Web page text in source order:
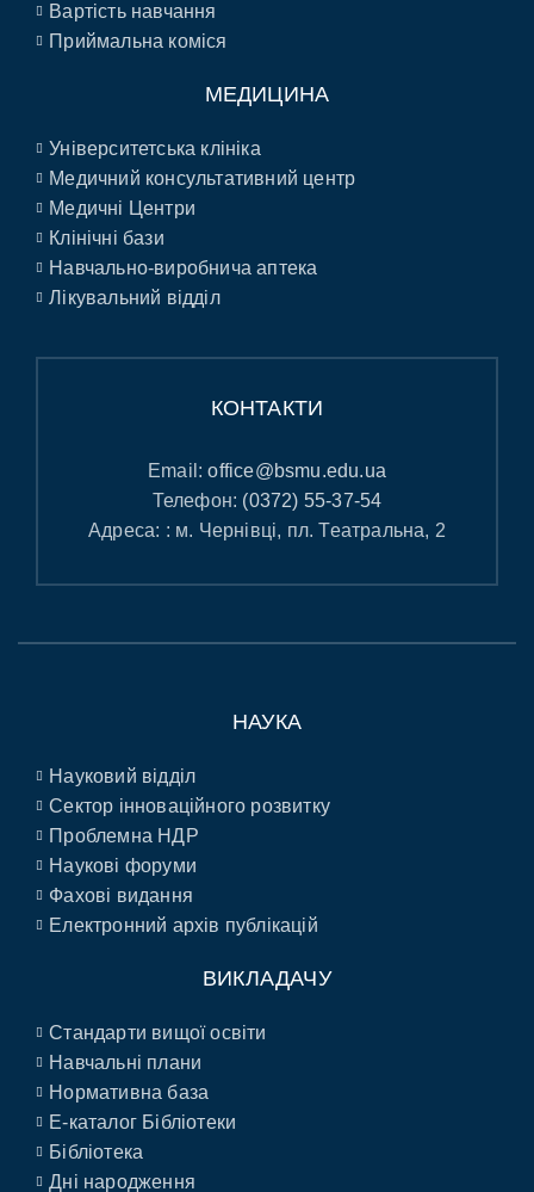
Вартість навчання
Приймальна коміся
МЕДИЦИНА
Університетська клініка
Медичний консультативний центр
Медичні Центри
Клінічні бази
Навчально-виробнича аптека
Лікувальний відділ
КОНТАКТИ
Email:office@bsmu.edu.ua
Телефон: (0372) 55-37-54
Адреса: : м. Чернівці, пл. Театральна, 2
НАУКА
Науковий відділ
Сектор інноваційного розвитку
Проблемна НДР
Наукові форуми
Фахові видання
Електронний архів публікацій
ВИКЛАДАЧУ
Стандарти вищої освіти
Навчальні плани
Нормативна база
E-каталог Бібліотеки
Бібліотека
Дні народження